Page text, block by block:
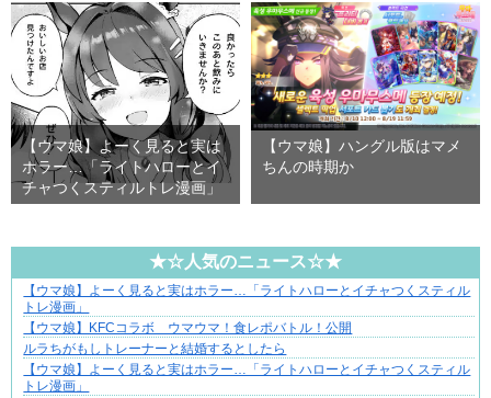
【ウマ娘】よーく見ると実は
ホラー…「ライトハローとイ
チャつくスティルトレ漫画」
【ウマ娘】ハングル版はマメ
ちんの時期か
★☆人気のニュース☆★
ブブ家のドタバタが、今日も愛おしい！
【ウマ娘】よーく見ると実はホラー…「ライトハローとイチャつくスティル
トレ漫画」
【ウマ娘】KFCコラボ ウマウマ！食レポバトル！公開
ルラちがもしトレーナーと結婚するとしたら
【ウマ娘】よーく見ると実はホラー…「ライトハローとイチャつくスティル
トレ漫画」